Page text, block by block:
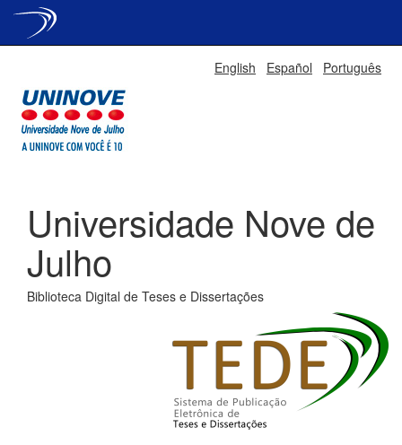
English Español Português
Universidade Nove de
Julho
Biblioteca Digital de Teses e Dissertações